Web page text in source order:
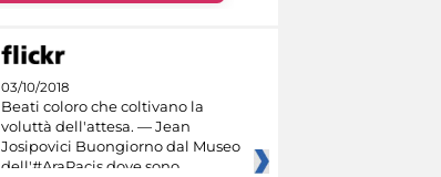
03/10/2018
Beati coloro che coltivano la
voluttà dell'attesa. — Jean
Josipovici Buongiorno dal Museo
dell'#AraPacis dove sono